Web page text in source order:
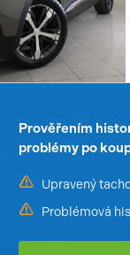
Prověřením
problémy po
Upravený
Problémová